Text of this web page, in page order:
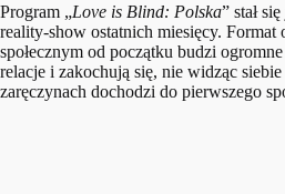
Program „Love is Blind: Polska” stał
reality-show ostatnich miesięcy. Format
społecznym od początku budzi
relacje i zakochują się, nie widząc
zaręczynach dochodzi do pierwszego